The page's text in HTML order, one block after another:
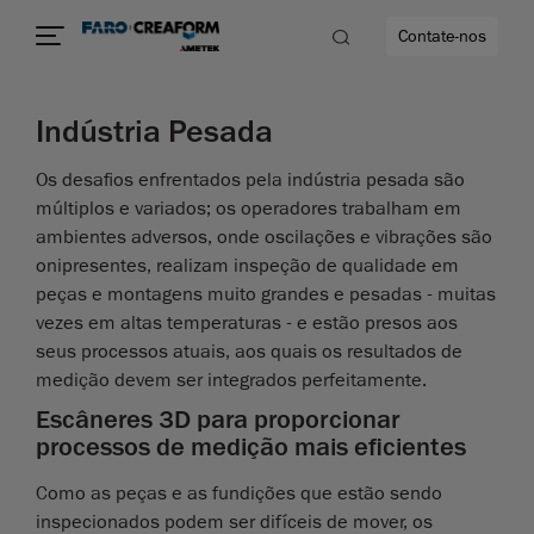
mais
Contate-nos
Indústria Pesada
Os desafios enfrentados pela indústria pesada são
múltiplos e variados; os operadores trabalham em
ambientes adversos, onde oscilações e vibrações são
onipresentes, realizam inspeção de qualidade em
peças e montagens muito grandes e pesadas - muitas
vezes em altas temperaturas - e estão presos aos
seus processos atuais, aos quais os resultados de
medição devem ser integrados perfeitamente.
Escâneres 3D para proporcionar
processos de medição mais eficientes
Como as peças e as fundições que estão sendo
inspecionados podem ser difíceis de mover, os